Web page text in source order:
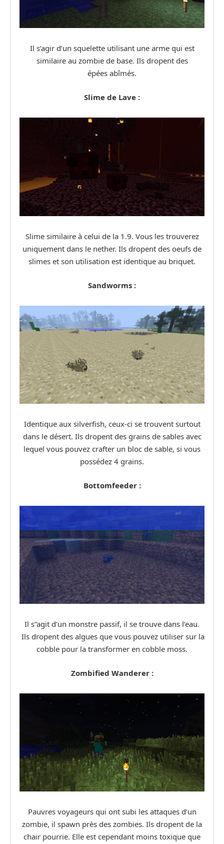
Il s’agir d’un squelette utilisant une arme qui est
similaire au zombie de base. Ils dropent des
épées abîmés.
Slime de Lave :
Slime similaire à celui de la 1.9. Vous les trouverez
uniquement dans le nether. Ils dropent des oeufs de
slimes et son utilisation est identique au briquet.
Sandworms :
Identique aux silverfish, ceux-ci se trouvent surtout
dans le désert. Ils dropent des grains de sables avec
lequel vous pouvez crafter un bloc de sable, si vous
possédez 4 grains.
Bottomfeeder :
Il s”agit d’un monstre passif, il se trouve dans l’eau.
Ils dropent des algues que vous pouvez utiliser sur la
cobble pour la transformer en cobble moss.
Zombified Wanderer :
Pauvres voyageurs qui ont subi les attaques d’un
zombie, il spawn près des zombies. Ils dropent de la
chair pourrie. Elle est cependant moins toxique que